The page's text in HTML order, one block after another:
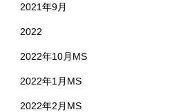
2021年9月
2022
2022年10月MS
2022年1月MS
2022年2月MS